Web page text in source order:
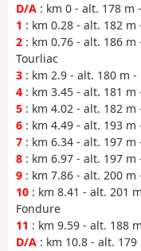
D/A : km 0 - alt. 178 m
1 : km 0.28 - alt. 182
2 : km 0.76 - alt. 186
Tourliac
3 : km 2.9 - alt. 180 m
4 : km 3.45 - alt. 181
5 : km 4.02 - alt. 182
6 : km 4.49 - alt. 193
7 : km 6.34 - alt. 197
8 : km 6.97 - alt. 197
9 : km 7.86 - alt. 200
10 : km 8.41 - alt. 201
Fondure
11 : km 9.59 - alt. 188
D/A : km 10.8 - alt.